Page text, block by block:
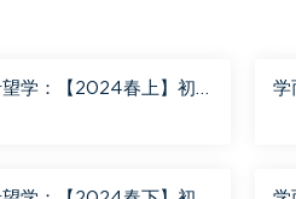
望学：【2024春上】初
学